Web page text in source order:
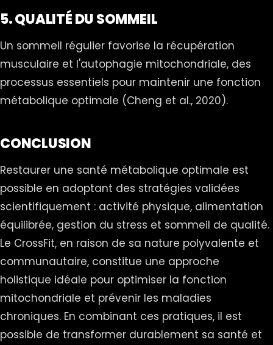
5. QUALITÉ DU SOMMEIL
Un sommeil régulier favorise la récupération
musculaire et l'autophagie mitochondriale, des
processus essentiels pour maintenir une fonction
métabolique optimale (Cheng et al., 2020).
CONCLUSION
Restaurer une santé métabolique optimale est
possible en adoptant des stratégies validées
scientifiquement : activité physique, alimentation
équilibrée, gestion du stress et sommeil de qualité.
Le CrossFit, en raison de sa nature polyvalente et
communautaire, constitue une approche
holistique idéale pour optimiser la fonction
mitochondriale et prévenir les maladies
chroniques. En combinant ces pratiques, il est
possible de transformer durablement sa santé et